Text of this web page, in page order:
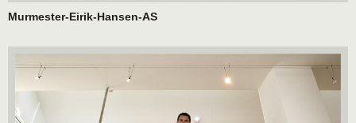
Murmester-Eirik-Hansen-AS